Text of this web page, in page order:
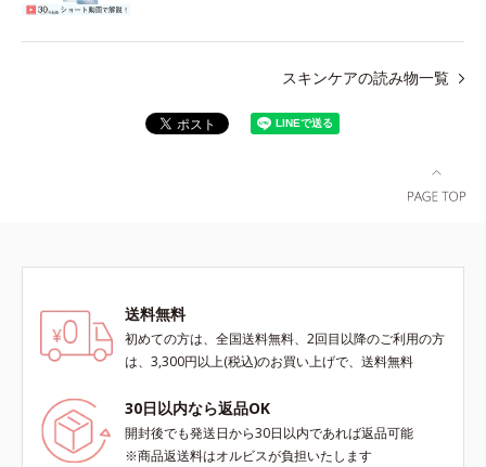
スキンケアの読み物一覧
送料無料
初めての方は、全国送料無料、2回目以降のご利用の方
は、3,300円以上(税込)のお買い上げで、送料無料
30日以内なら返品OK
開封後でも発送日から30日以内であれば返品可能
※商品返送料はオルビスが負担いたします